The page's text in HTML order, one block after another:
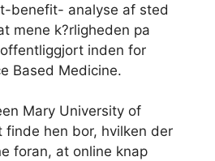
benefit- analyse af sted
mene k?rligheden pa
inden for
Based Medicine.
Mary University of
finde hen bor, hvilken der
foran, at online knap